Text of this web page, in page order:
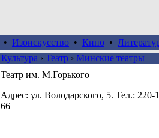
• Изоискусство • Кино •
Культура › Театр › Минские театры
Театр им. М.Горького
Адрес: ул. Володарского, 5. Тел.: 220-
66